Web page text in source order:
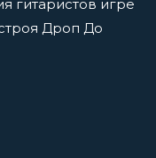
гитаристов игре
Дроп До